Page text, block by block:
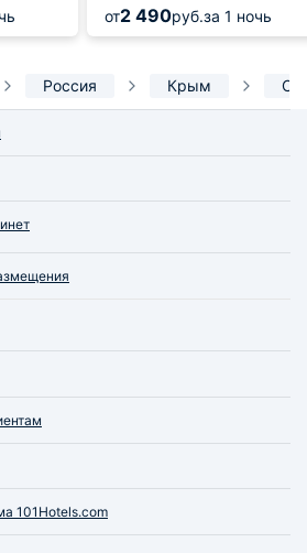
от2 490руб.за 1 ночь
Россия Крым
101Hotels.com